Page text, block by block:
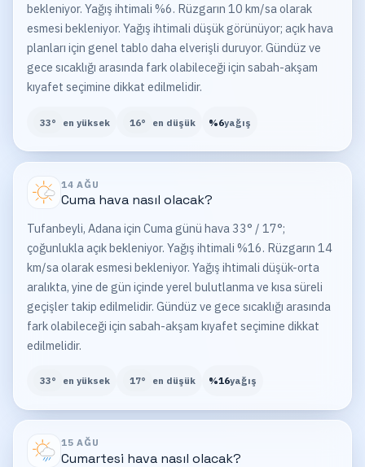
bekleniyor. Yağış ihtimali %6. Rüzgarın 10 km/sa olarak
esmesi bekleniyor. Yağış ihtimali düşük görünüyor; açık hava
planları için genel tablo daha elverişli duruyor. Gündüz ve
gece sıcaklığı arasında fark olabileceği için sabah-akşam
kıyafet seçimine dikkat edilmelidir.
33° en yüksek 16° en düşük %6yağış
14 AĞU
Cumahava nasıl olacak?
Tufanbeyli, Adana için Cuma günü hava 33° / 17°;
çoğunlukla açık bekleniyor. Yağış ihtimali %16. Rüzgarın 14
km/sa olarak esmesi bekleniyor. Yağış ihtimali düşük-orta
aralıkta, yine de gün içinde yerel bulutlanma ve kısa süreli
geçişler takip edilmelidir. Gündüz ve gece sıcaklığı arasında
fark olabileceği için sabah-akşam kıyafet seçimine dikkat
edilmelidir.
33° en yüksek 17° en düşük %16yağış
15 AĞU
Cumartesi hava nasıl olacak?